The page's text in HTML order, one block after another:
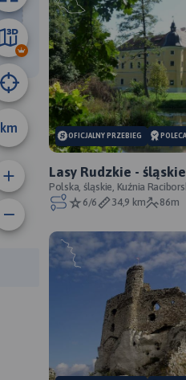
km
13 km
trasy:
trasy:
OFICJALNY PRZEBIEG
Lasy Rudzkie -
przebieg
Polska, śląskie, Kuźnia
Park Krajobrazowy Cysterskie
6/6 34,9 km 86m